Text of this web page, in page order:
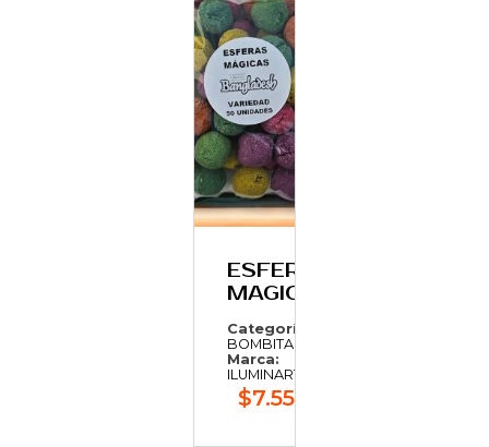
ESFERAS
MAGICAS
Categoría:
BOMBITAS
Marca:
ILUMINARTE
$7.559,84